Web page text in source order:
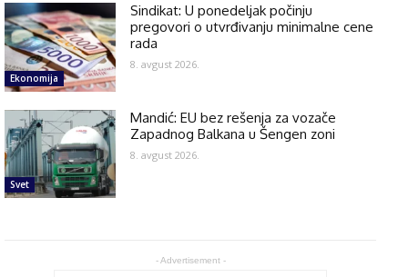
Ekonomija
Sindikat: U ponedeljak počinju
pregovori o utvrđivanju minimalne cene
rada
8. avgust 2026.
Svet
Mandić: EU bez rešenja za vozače
Zapadnog Balkana u Šengen zoni
8. avgust 2026.
- Advertisement -